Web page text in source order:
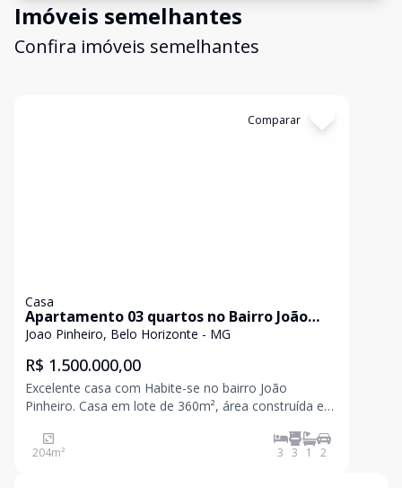
Imóveis semelhantes
Confira imóveis semelhantes
Comparar
Casa
Apartamento 03 quartos no Bairro João
Pinheiro
Joao Pinheiro, Belo Horizonte - MG
R$ 1.500.000,00
Excelente casa com Habite-se no bairro João
Pinheiro. Casa em lote de 360m², área construída em
garagem, casa toda murada. Casa:03 salas, 03
quartos com armários, sendo 01 suíte com armário e
204m² 3 3 1 2